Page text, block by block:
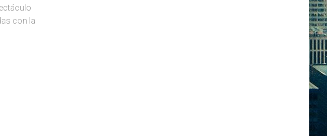
con la